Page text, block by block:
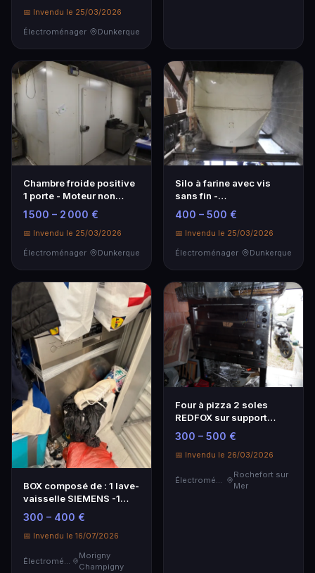
📅 Invendu le 25/03/2026
Électroménager
Dunkerque
Chambre froide positive
1 porte - Moteur non
incorporé -
Électroménager
1 500 – 2 000 €
📅 Invendu le 25/03/2026
Électroménager
Dunkerque
Silo à farine avec vis
sans fin -
Électroménager
professionnel
400 – 500 €
📅 Invendu le 25/03/2026
Électroménager
Dunkerque
BOX composé de : 1 lave-
vaisselle SIEMENS -1
réfrigérateur en inox LG -
1 poussette pliante - 1
glacière - 1 aspirate...
300 – 400 €
📅 Invendu le 16/07/2026
Électroménager
Morigny
Champigny
Four à pizza 2 soles
REDFOX sur support
(sans les bacs) - situé -
situé 2 rue des rainettes
17310 St Pierre d'Oléron
300 – 500 €
📅 Invendu le 26/03/2026
Électroménager
Rochefort sur
Mer